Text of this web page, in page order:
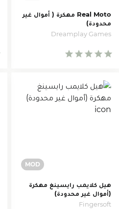
Real Moto مهكرة ( أموال غير
محدودة)
Dreamplay Games
هيل كلايمب رايسينغ مهكرة
(أموال غير محدودة)
Fingersoft